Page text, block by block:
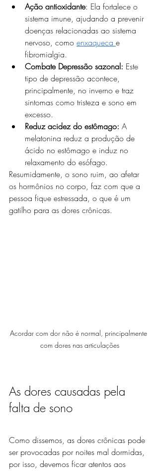
Ação antioxidante: Ela fortalece o
sistema imune, ajudando a prevenir
doenças relacionadas ao sistema
nervoso, como enxaqueca e
fibromialgia.
Combate Depressão sazonal: Este
tipo de depressão acontece,
principalmente, no inverno e traz
sintomas como tristeza e sono em
excesso.
Reduz acidez do estômago: A
melatonina reduz a produção de
ácido no estômago e induz no
relaxamento do esófago.
Resumidamente, o sono ruim, ao afetar
os hormônios no corpo, faz com que a
pessoa fique estressada, o que é um
gatilho para as dores crônicas.
Acordar com dor não é normal, principalmente
com dores nas articulações
As dores causadas pela
falta de sono
Como dissemos, as dores crônicas pode
ser provocadas por noites mal dormidas,
por isso, devemos ficar atentos aos